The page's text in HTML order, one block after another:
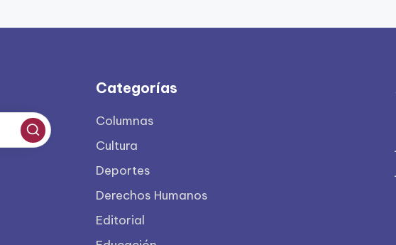
Categorías
Columnas
Cultura
Deportes
Derechos Humanos
Editorial